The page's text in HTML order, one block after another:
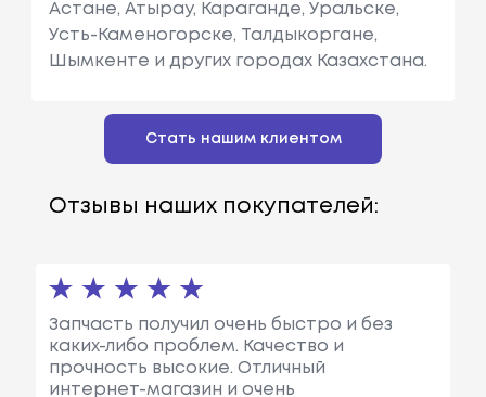
Астане, Атырау, Караганде, Уральске,
Усть-Каменогорске, Талдыкоргане,
Шымкенте и других городах Казахстана.
Стать нашим клиентом
Отзывы наших покупателей:
Запчасть получил очень быстро и без
каких-либо проблем. Качество и
прочность высокие. Отличный
интернет-магазин и очень